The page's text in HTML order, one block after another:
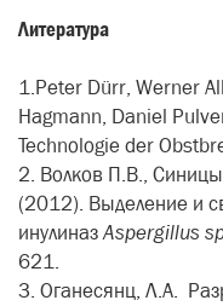
Литература
1.Peter Dürr, Werner
Hagmann, Daniel
Technologie der
2. Волков П.В.,
(2012). Выделение и
инулиназAspergillus
621.
3. Оганесянц, Л.А.